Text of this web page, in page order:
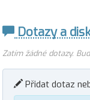
Dotazy a
Zatím žádné dotazy.
Přidat dotaz